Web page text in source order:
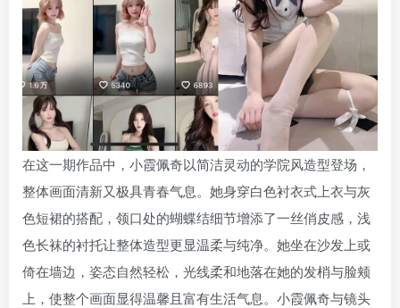
在这一期作品中，小霞佩奇以简洁灵动的学院风造型登场，
整体画面清新又极具青春气息。她身穿白色衬衣式上衣与灰
色短裙的搭配，领口处的蝴蝶结细节增添了一丝俏皮感，浅
色长袜的衬托让整体造型更显温柔与纯净。她坐在沙发上或
倚在墙边，姿态自然轻松，光线柔和地落在她的发梢与脸颊
上，使整个画面显得温馨且富有生活气息。小霞佩奇与镜头